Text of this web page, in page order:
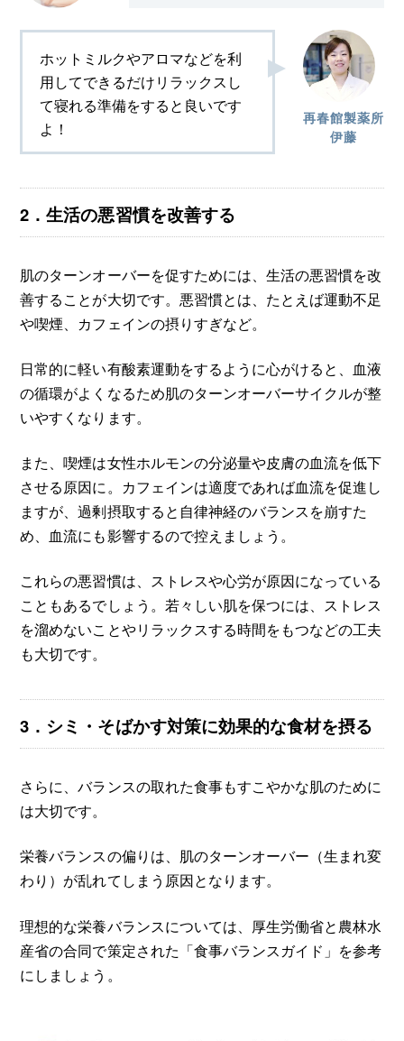
再春館製薬所
伊藤
ホットミルクやアロマなどを利
用してできるだけリラックスし
て寝れる準備をすると良いです
よ！
2．生活の悪習慣を改善する
肌のターンオーバーを促すためには、生活の悪習慣を改
善することが大切です。悪習慣とは、たとえば運動不足
や喫煙、カフェインの摂りすぎなど。
日常的に軽い有酸素運動をするように心がけると、血液
の循環がよくなるため肌のターンオーバーサイクルが整
いやすくなります。
また、喫煙は女性ホルモンの分泌量や皮膚の血流を低下
させる原因に。カフェインは適度であれば血流を促進し
ますが、過剰摂取すると自律神経のバランスを崩すた
め、血流にも影響するので控えましょう。
これらの悪習慣は、ストレスや心労が原因になっている
こともあるでしょう。若々しい肌を保つには、ストレス
を溜めないことやリラックスする時間をもつなどの工夫
も大切です。
3．シミ・そばかす対策に効果的な食材を摂る
さらに、バランスの取れた食事もすこやかな肌のために
は大切です。
栄養バランスの偏りは、肌のターンオーバー（生まれ変
わり）が乱れてしまう原因となります。
理想的な栄養バランスについては、厚生労働省と農林水
産省の合同で策定された「食事バランスガイド」を参考
にしましょう。